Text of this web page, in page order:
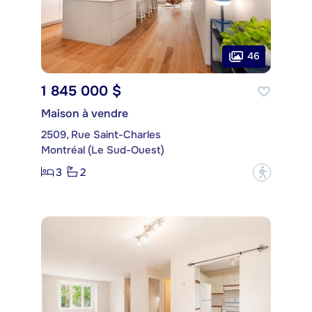
46
1 845 000 $
Maison à vendre
2509, Rue Saint-Charles
Montréal (Le Sud-Ouest)
3
2 ?